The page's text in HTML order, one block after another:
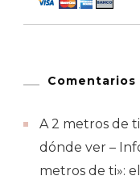
A 2 metros de
dónde ver –
metros de ti»: